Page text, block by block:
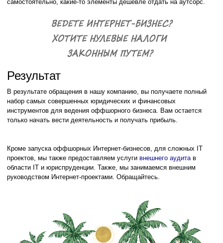
самостоятельно, какие-то элементы дешевле отдать на аутсорс.
Результат
В результате обращения в нашу компанию, вы получаете полный
набор самых совершенных юридических и финансовых
инструментов для ведения оффшорного бизнеса. Вам остается
только начать вести деятельность и получать прибыль.
Кроме запуска оффшорных Интернет-бизнесов, для сложных IT
проектов, мы также предоставляем услуги внешнего аудитав
области IT и юриспруденции. Также, мы занимаемся внешним
руководством Интернет-проектами. Обращайтесь.